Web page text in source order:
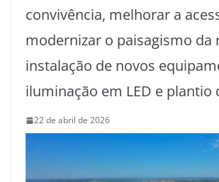
convivência, melhorar a
modernizar o paisagismo da
instalação de novos
iluminação em LED e plantio
22 de abril de 2026